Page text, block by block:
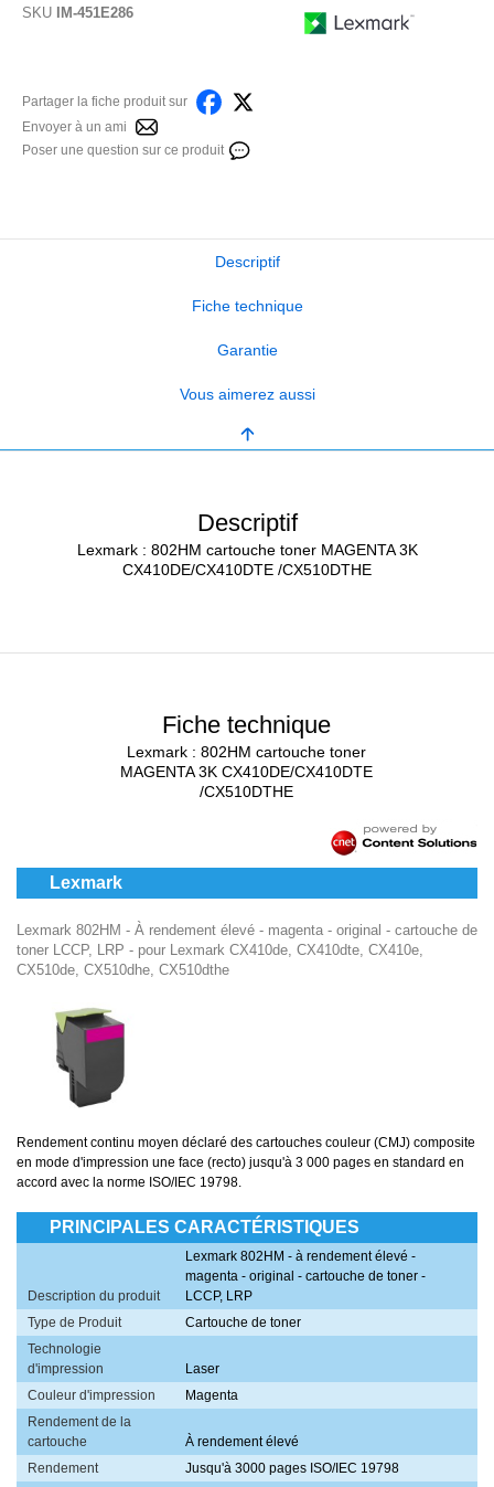
SKU
IM-451E286
Partager la fiche produit sur
Envoyer à un ami
Poser une question sur ce produit
Descriptif
Fiche technique
Garantie
Vous aimerez aussi
Descriptif
Lexmark : 802HM cartouche toner MAGENTA 3K
CX410DE/CX410DTE /CX510DTHE
Fiche technique
Lexmark : 802HM cartouche toner
MAGENTA 3K CX410DE/CX410DTE
/CX510DTHE
Lexmark
Lexmark 802HM - À rendement élevé - magenta - original - cartouche de
toner LCCP, LRP - pour Lexmark CX410de, CX410dte, CX410e,
CX510de, CX510dhe, CX510dthe
Rendement continu moyen déclaré des cartouches couleur (CMJ) composite
en mode d'impression une face (recto) jusqu'à 3 000 pages en standard en
accord avec la norme ISO/IEC 19798.
PRINCIPALES CARACTÉRISTIQUES
Description du produit
Lexmark 802HM - à rendement élevé -
magenta - original - cartouche de toner -
LCCP, LRP
Type de Produit
Cartouche de toner
Technologie
d'impression
Laser
Couleur d'impression
Magenta
Rendement de la
cartouche
À rendement élevé
Rendement
Jusqu'à 3000 pages ISO/IEC 19798